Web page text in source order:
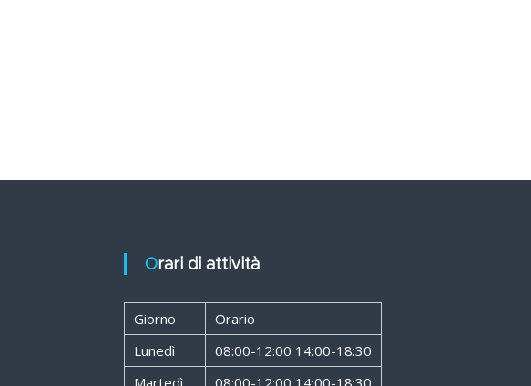
Orari di attività
Giorno
Orario
Lunedì
08:00-12:00 14:00-18:30